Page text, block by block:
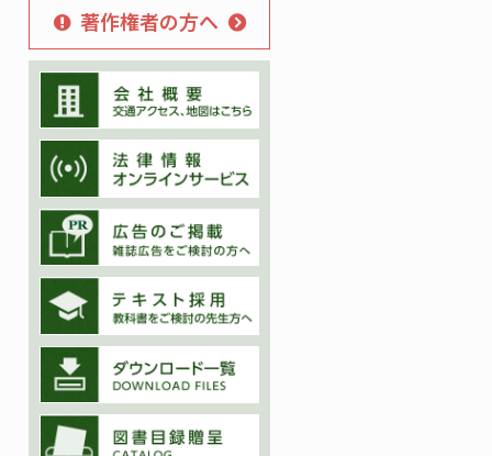
著作権者の方へ